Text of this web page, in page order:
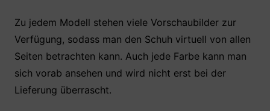
Zu jedem Modell stehen viele Vorschaubilder zur
Verfügung, sodass man den Schuh virtuell von allen
Seiten betrachten kann. Auch jede Farbe kann man
sich vorab ansehen und wird nicht erst bei der
Lieferung überrascht.